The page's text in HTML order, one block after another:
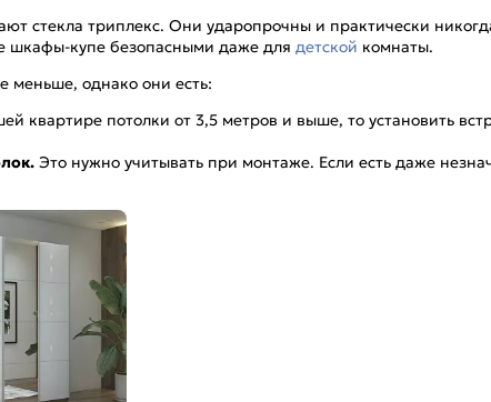
стекла триплекс. Они ударопрочны и практически
шкафы-купе безопасными даже для детской комнаты.
меньше, однако они есть:
квартире потолки от 3,5 метров и выше, то установить
Это нужно учитывать при монтаже. Если есть даже